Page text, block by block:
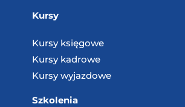
Kursy
Kursy księgowe
Kursy kadrowe
Kursy wyjazdowe
Szkolenia